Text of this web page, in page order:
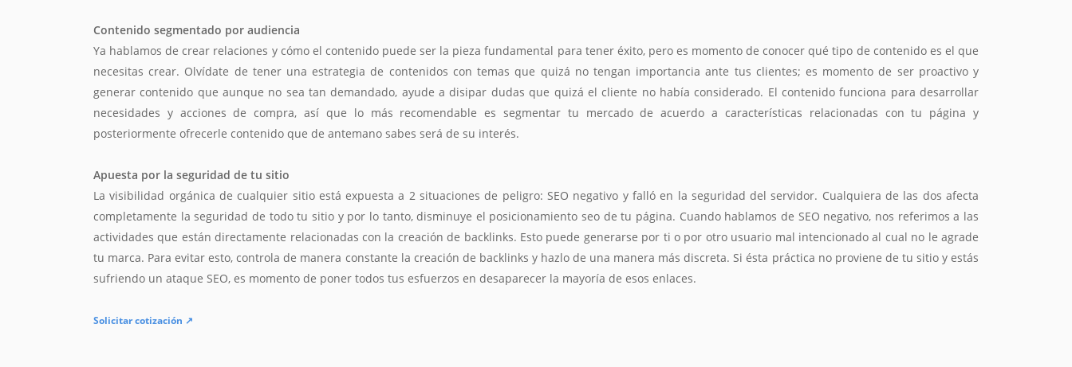
Contenido segmentado por audiencia
Ya hablamos de crear relaciones y cómo el contenido puede ser la pieza fundamental para tener éxito, pero es momento de conocer qué tipo de contenido es el que
necesitas crear. Olvídate de tener una estrategia de contenidos con temas que quizá no tengan importancia ante tus clientes; es momento de ser proactivo y
generar contenido que aunque no sea tan demandado, ayude a disipar dudas que quizá el cliente no había considerado. El contenido funciona para desarrollar
necesidades y acciones de compra, así que lo más recomendable es segmentar tu mercado de acuerdo a características relacionadas con tu página y
posteriormente ofrecerle contenido que de antemano sabes será de su interés.
Apuesta por la seguridad de tu sitio
La visibilidad orgánica de cualquier sitio está expuesta a 2 situaciones de peligro: SEO negativo y falló en la seguridad del servidor. Cualquiera de las dos afecta
completamente la seguridad de todo tu sitio y por lo tanto, disminuye el posicionamiento seo de tu página. Cuando hablamos de SEO negativo, nos referimos a las
actividades que están directamente relacionadas con la creación de backlinks. Esto puede generarse por ti o por otro usuario mal intencionado al cual no le agrade
tu marca. Para evitar esto, controla de manera constante la creación de backlinks y hazlo de una manera más discreta. Si ésta práctica no proviene de tu sitio y estás
sufriendo un ataque SEO, es momento de poner todos tus esfuerzos en desaparecer la mayoría de esos enlaces.
Solicitar cotización ↗